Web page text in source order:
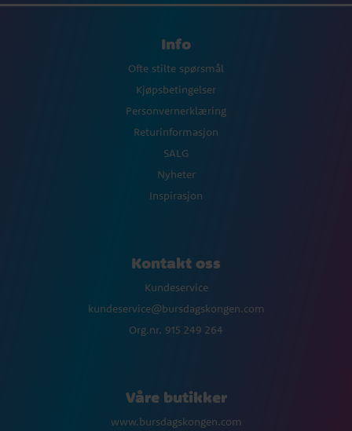
Info
Ofte stilte spørsmål
Kjøpsbetingelser
Personvernerklæring
Returinformasjon
SALG
Nyheter
Inspirasjon
Kontakt oss
Kundeservice
kundeservice@bursdagskongen.com
Org.nr. 915 249 264
Våre butikker
www.bursdagskongen.com